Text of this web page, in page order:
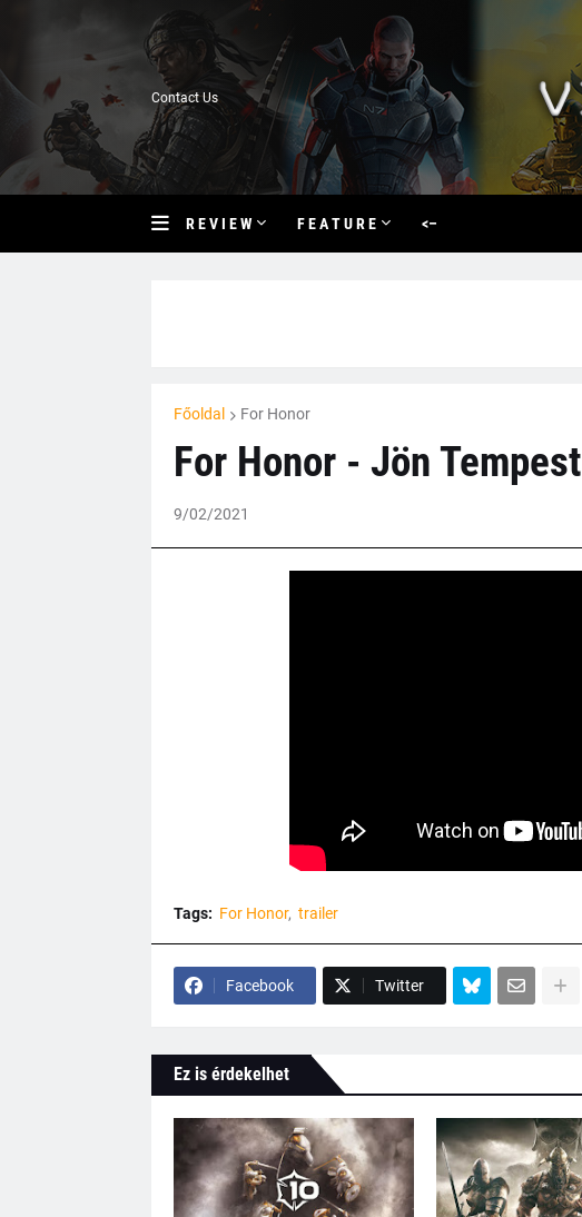
Contact Us
R E V I E W F E A T U R E <–
Főoldal For Honor
For Honor - Jön Tempest
9/02/2021
Tags: For Honor trailer
Facebook Twitter
Ez is érdekelhet